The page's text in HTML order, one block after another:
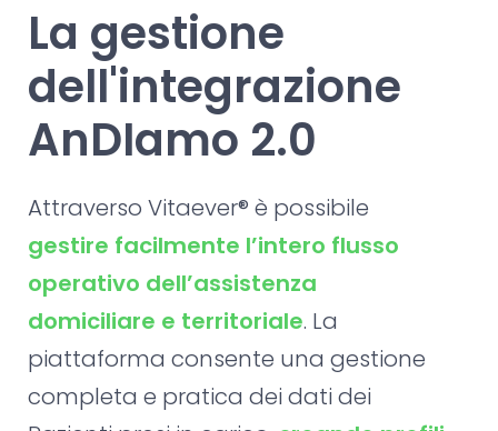
La gestione
dell'integrazione
AnDIamo 2.0
Attraverso Vitaever® è possibile
gestire facilmente l’intero flusso
operativo dell’assistenza
domiciliare e territoriale. La
piattaforma consente una gestione
completa e pratica dei dati dei